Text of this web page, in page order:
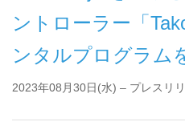
ントローラー「
ンタルプログラム
2023年08月30日(水) – プレスリ